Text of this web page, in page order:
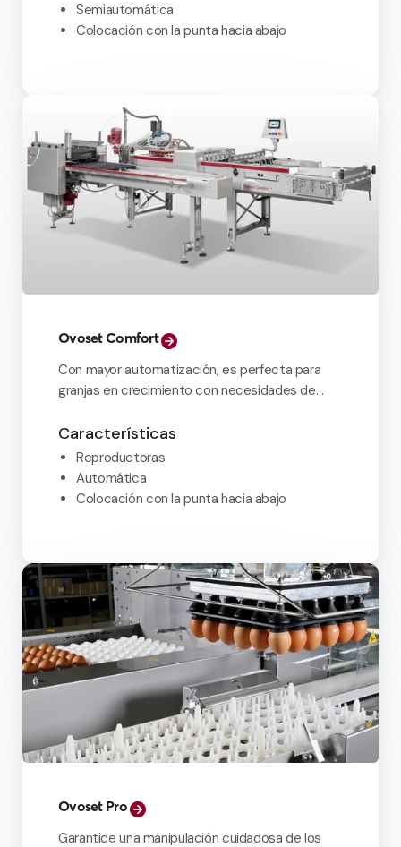
Semiautomática
Colocación con la punta hacia abajo
Ovoset Comfort
Con mayor automatización, es perfecta para
granjas en crecimiento con necesidades de
Características
Reproductoras
Automática
Colocación con la punta hacia abajo
Ovoset Pro
Garantice una manipulación cuidadosa de los